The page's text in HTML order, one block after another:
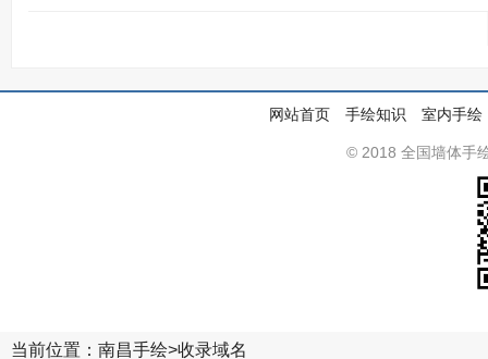
网站首页 手绘知识 室内手绘
© 2018 全国墙体手
当前位置： 南昌手绘>收录域名